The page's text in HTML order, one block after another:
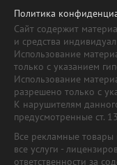
Политика
Сайт содержит
и средства
Использование
только с указанием
Использование
разрешено только с
К нарушителям
предусмотренные ст.
Все рекламные
все услуги -
ответственности за